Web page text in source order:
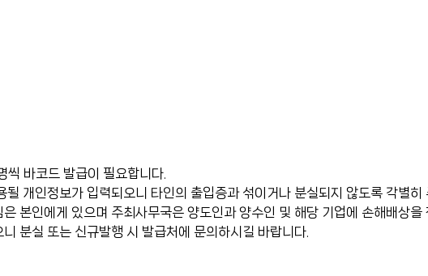
바코드 발급이 필요합니다.
개인정보가 입력되오니 타인의 출입증과 섞이거나 분실되지 않도록 각별히
본인에게 있으며 주최사무국은 양도인과 양수인 및 해당 기업에 손해배상을
분실 또는 신규발행 시 발급처에 문의하시길 바랍니다.